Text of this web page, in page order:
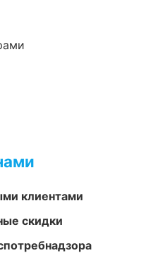
клиентами
скидки